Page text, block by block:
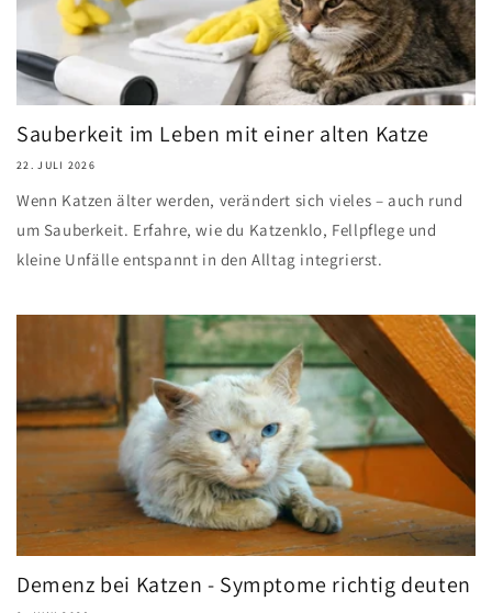
Sauberkeit im Leben mit einer alten Katze
22. JULI 2026
Wenn Katzen älter werden, verändert sich vieles – auch rund
um Sauberkeit. Erfahre, wie du Katzenklo, Fellpflege und
kleine Unfälle entspannt in den Alltag integrierst.
Demenz bei Katzen - Symptome richtig deuten